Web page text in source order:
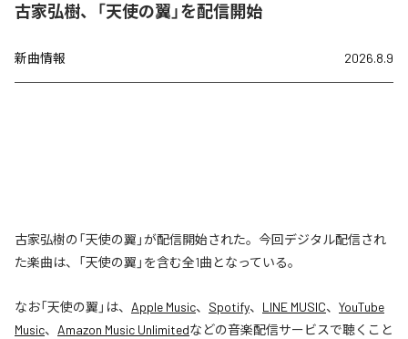
古家弘樹、「天使の翼」を配信開始
新曲情報 2026.8.9
古家弘樹の「天使の翼」が配信開始された。今回デジタル配信され
た楽曲は、「天使の翼」を含む全1曲となっている。
なお「天使の翼 」は、 Apple Music、 Spotify、 LINE MUSIC、 YouTube
Music、 Amazon Music Unlimitedなどの音楽配信サービスで聴くこと